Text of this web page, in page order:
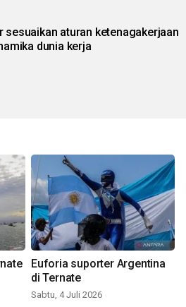
sesuaikan aturan ketenagakerjaan
dunia kerja
Euforia suporter Argentina
di Ternate
Sabtu, 4 Juli 2026